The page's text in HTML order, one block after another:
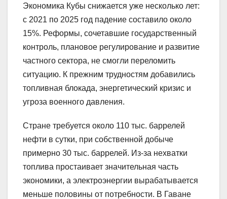
Экономика Кубы снижается уже несколько лет:
с 2021 по 2025 год падение составило около
15%. Реформы, сочетавшие государственный
контроль, плановое регулирование и развитие
частного сектора, не смогли переломить
ситуацию. К прежним трудностям добавились
топливная блокада, энергетический кризис и
угроза военного давления.
Стране требуется около 110 тыс. баррелей
нефти в сутки, при собственной добыче
примерно 30 тыс. баррелей. Из-за нехватки
топлива простаивает значительная часть
экономики, а электроэнергии вырабатывается
меньше половины от потребности. В Гаване